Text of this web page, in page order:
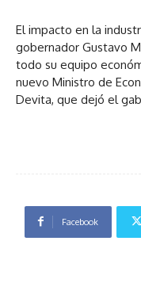
El impacto en la
gobernador Gustavo
todo su equipo
nuevo Ministro de
Devita, que dejó el
Facebook